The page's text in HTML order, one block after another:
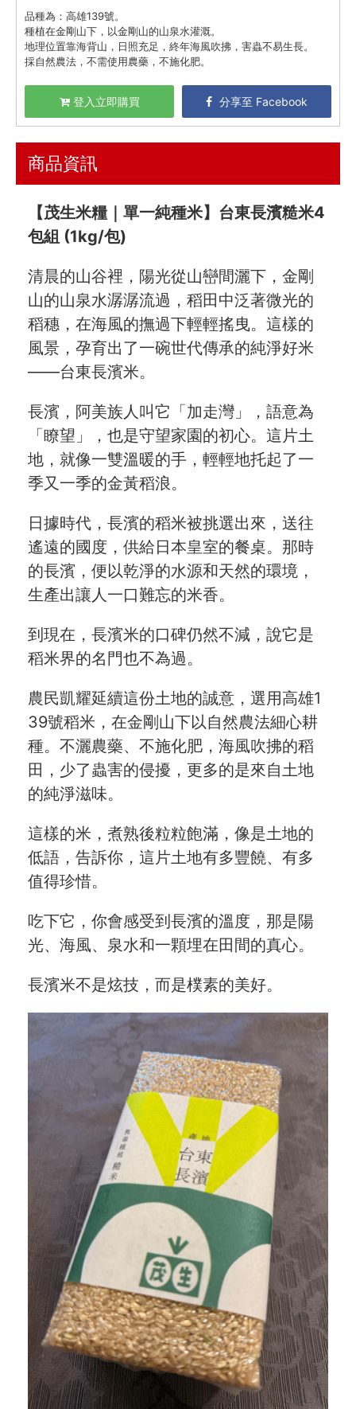
大花農場 食用玫瑰花
五穀雜糧
香菇 / 蘿蔔乾 / 昆布
雞蛋 / 生菜 / 玉米粒
水果姐姐精選
永豐餘 蔬果/零食/乾貨
油鹽醬醋
餐廚好朋友
生活美學
🇯🇵 日本專區
最新飯團
Blog
會員服務
社群
愛飯團FB粉絲團
YouTube
Instagram
聯絡我們
服務信箱
關於
關於愛飯團
聯絡我們
合作與廣告
媒體推薦與報導
隱私保護
資訊安全
服務條款
品種為：高雄139號。
種植在金剛山下，以金剛山的山泉水灌溉。
地理位置靠海背山，日照充足，終年海風吹拂，害蟲不易生長。
採自然農法，不需使用農藥，不施化肥。
登入立即購買 分享至 Facebook
商品資訊
【茂生米糧｜單一純種米】台東長濱糙米4
包組 (1kg/包)
清晨的山谷裡，陽光從山巒間灑下，金剛
山的山泉水潺潺流過，稻田中泛著微光的
稻穗，在海風的撫過下輕輕搖曳。這樣的
風景，孕育出了一碗世代傳承的純淨好米
——台東長濱米。
長濱，阿美族人叫它「加走灣」，語意為
「瞭望」，也是守望家園的初心。這片土
地，就像一雙溫暖的手，輕輕地托起了一
季又一季的金黃稻浪。
日據時代，長濱的稻米被挑選出來，送往
遙遠的國度，供給日本皇室的餐桌。那時
的長濱，便以乾淨的水源和天然的環境，
生產出讓人一口難忘的米香。
到現在，長濱米的口碑仍然不減，說它是
稻米界的名門也不為過。
農民凱耀延續這份土地的誠意，選用高雄1
39號稻米，在金剛山下以自然農法細心耕
種。不灑農藥、不施化肥，海風吹拂的稻
田，少了蟲害的侵擾，更多的是來自土地
的純淨滋味。
這樣的米，煮熟後粒粒飽滿，像是土地的
低語，告訴你，這片土地有多豐饒、有多
值得珍惜。
吃下它，你會感受到長濱的溫度，那是陽
光、海風、泉水和一顆埋在田間的真心。
長濱米不是炫技，而是樸素的美好。